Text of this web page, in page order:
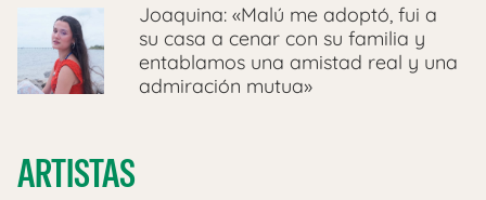
Joaquina: «Malú me adoptó, fui a
su casa a cenar con su familia y
entablamos una amistad real y una
admiración mutua»
ARTISTAS